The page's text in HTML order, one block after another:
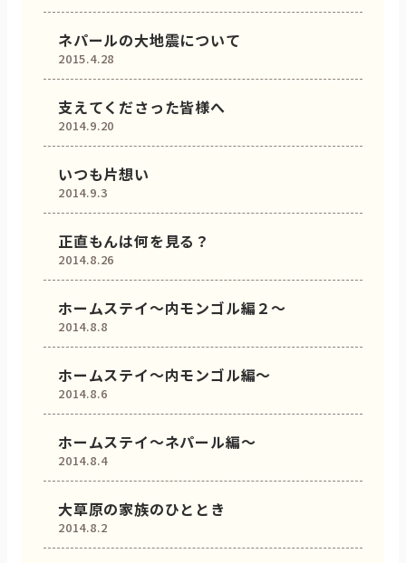
2015.4.28
ネパールの大地震について
2014.9.20
支えてくださった皆様へ
2014.9.3
いつも片想い
2014.8.26
正直もんは何を見る？
2014.8.8
ホームステイ〜内モンゴル編２〜
2014.8.6
ホームステイ〜内モンゴル編〜
2014.8.4
ホームステイ〜ネパール編〜
2014.8.2
大草原の家族のひととき